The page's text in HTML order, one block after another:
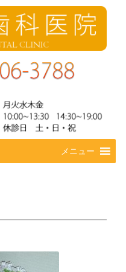
メニュー